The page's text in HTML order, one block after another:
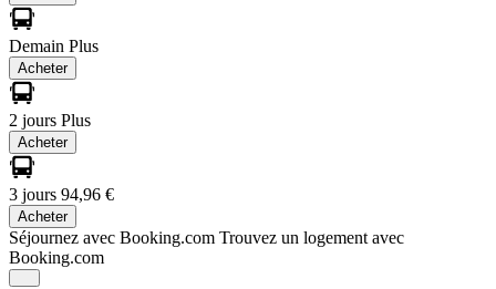
Demain Plus
Acheter
2 jours Plus
Acheter
3 jours 94,96 €
Acheter
Séjournez avec Booking.com Trouvez un logement avec
Booking.com